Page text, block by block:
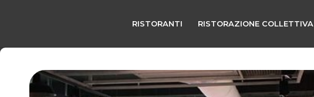
RISTORANTI RISTORAZIONE COLLETTIVA